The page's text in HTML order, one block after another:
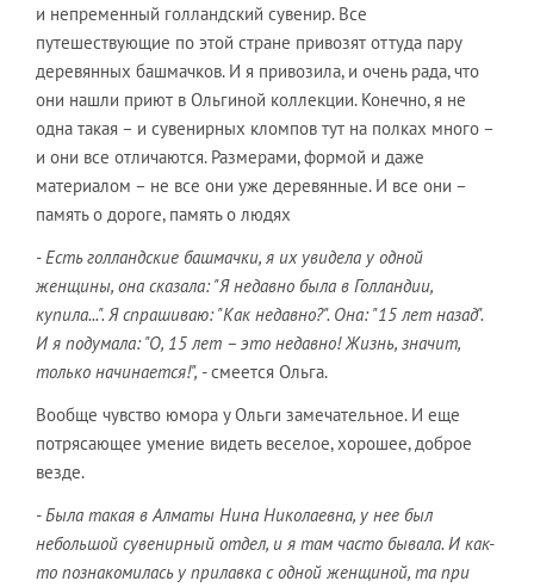
и непременный голландский сувенир. Все
путешествующие по этой стране привозят оттуда пару
деревянных башмачков. И я привозила, и очень рада, что
они нашли приют в Ольгиной коллекции. Конечно, я не
одна такая – и сувенирных кломпов тут на полках много –
и они все отличаются. Размерами, формой и даже
материалом – не все они уже деревянные. И все они –
память о дороге, память о людях
- Есть голландские башмачки, я их увидела у одной
женщины, она сказала: "Я недавно была в Голландии,
купила...". Я спрашиваю: "Как недавно?". Она: "15 лет назад".
И я подумала: "О, 15 лет – это недавно! Жизнь, значит,
только начинается!", - смеется Ольга.
Вообще чувство юмора у Ольги замечательное. И еще
потрясающее умение видеть веселое, хорошее, доброе
везде.
- Была такая в Алматы Нина Николаевна, у нее был
небольшой сувенирный отдел, и я там часто бывала. И как-
то познакомилась у прилавка с одной женщиной, та при